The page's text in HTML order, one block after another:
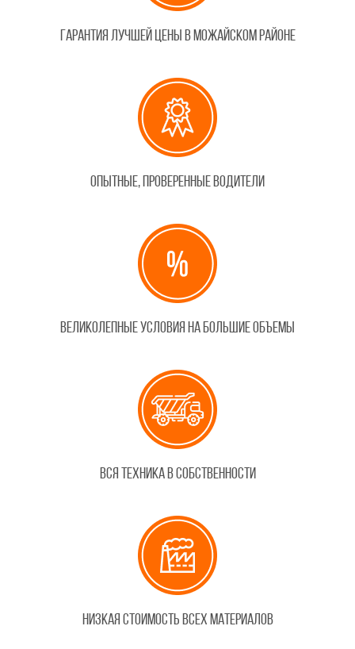
Гарантия лучшей цены в Можайском районе
Опытные, проверенные водители
Великолепные условия на большие объемы
Вся техника в собственности
Низкая стоимость всех материалов